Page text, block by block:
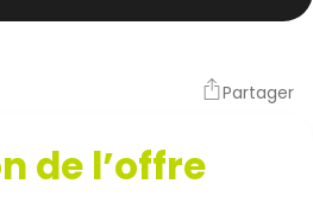
Partager
de l’offre